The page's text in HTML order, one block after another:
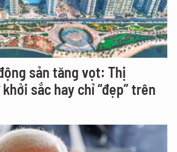
sản tăng vọt: Thị
sắc hay chỉ “đẹp” trên